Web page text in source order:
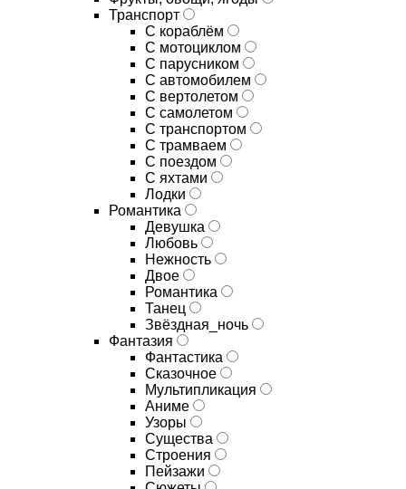
Транспорт
С кораблём
С мотоциклом
С парусником
С автомобилем
С вертолетом
С самолетом
С транспортом
С трамваем
С поездом
С яхтами
Лодки
Романтика
Девушка
Любовь
Нежность
Двое
Романтика
Танец
Звёздная_ночь
Фантазия
Фантастика
Сказочное
Мультипликация
Аниме
Узоры
Существа
Строения
Пейзажи